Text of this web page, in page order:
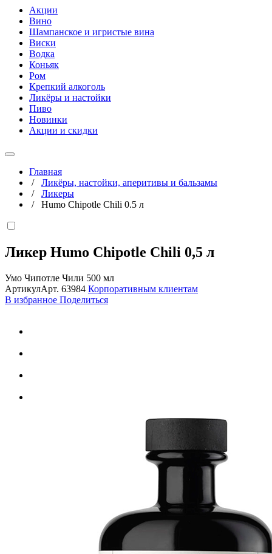
Акции
Вино
Шампанское и игристые вина
Виски
Водка
Коньяк
Ром
Крепкий алкоголь
Ликёры и настойки
Пиво
Новинки
Акции и скидки
Главная
/ Ликёры, настойки, аперитивы и бальзамы
/ Ликеры
/ Humo Chipotle Chili 0.5 л
Ликер Humo Chipotle Chili 0,5 л
Умо Чипотле Чили 500 мл
АртикулАрт. 63984 Корпоративным клиентам
В избранное Поделиться